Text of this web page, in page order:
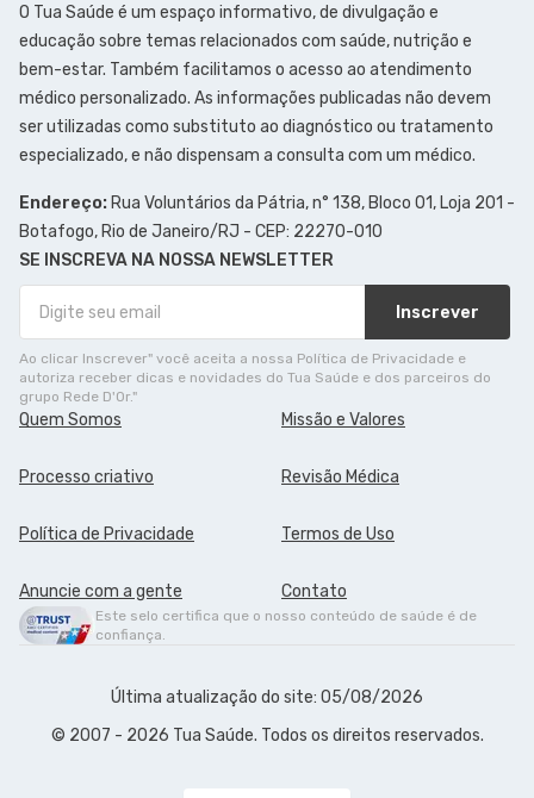
O Tua Saúde é um espaço informativo, de divulgação e
educação sobre temas relacionados com saúde, nutrição e
bem-estar. Também facilitamos o acesso ao atendimento
médico personalizado. As informações publicadas não devem
ser utilizadas como substituto ao diagnóstico ou tratamento
especializado, e não dispensam a consulta com um médico.
Endereço: Rua Voluntários da Pátria, n° 138, Bloco 01, Loja 201 -
Botafogo, Rio de Janeiro/RJ - CEP: 22270-010
SE INSCREVA NA NOSSA NEWSLETTER
Inscrever
Ao clicar Inscrever" você aceita a nossa Política de Privacidade e
autoriza receber dicas e novidades do Tua Saúde e dos parceiros do
grupo Rede D'Or."
Quem Somos Missão e Valores
Processo criativo Revisão Médica
Política de Privacidade Termos de Uso
Anuncie com a gente Contato
Este selo certifica que o nosso conteúdo de saúde é de
confiança.
Última atualização do site: 05/08/2026
© 2007 - 2026 Tua Saúde. Todos os direitos reservados.